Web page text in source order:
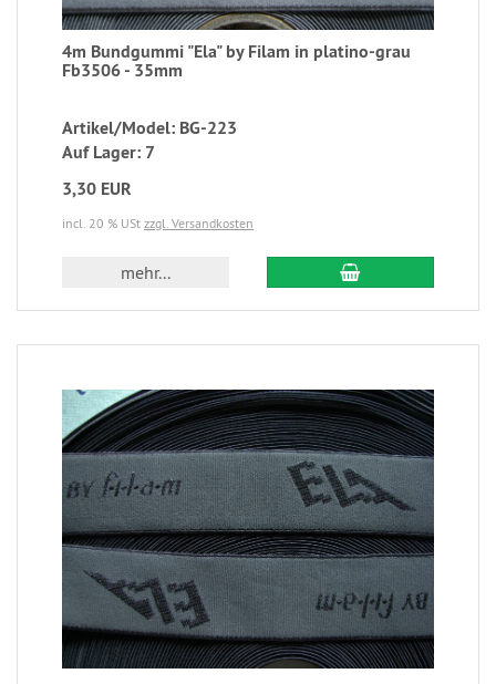
4m Bundgummi "Ela" by Filam in platino-grau
Fb3506 - 35mm
Artikel/Model: BG-223
Auf Lager: 7
3,30 EUR
incl. 20 % USt zzgl. Versandkosten
mehr...